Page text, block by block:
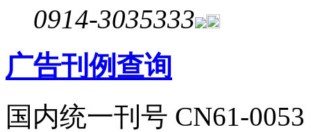
0914-3035333
广告刊例查询
国内统一刊号 CN61-0053